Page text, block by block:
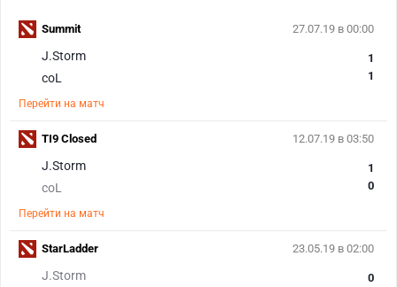
27.07.19 в 00:00
J.Storm
coL
1
1
Перейти на матч
Summit
12.07.19 в 03:50
J.Storm
coL
1
0
Перейти на матч
TI9 Closed
23.05.19 в 02:00
J.Storm
0
StarLadder